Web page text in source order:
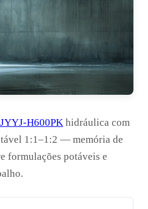
JYYJ-H600PK hidráulica com
1:1–1:2 — memória de
formulações potáveis e